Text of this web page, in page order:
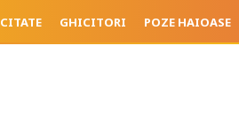
CITATE GHICITORI POZE HAIOASE